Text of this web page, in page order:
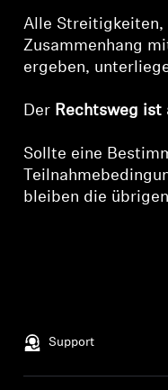
Alle Streitigkeiten,
Zusammenhang
ergeben,
Der Rechtsweg ist
Sollte eine
bleiben die
Support